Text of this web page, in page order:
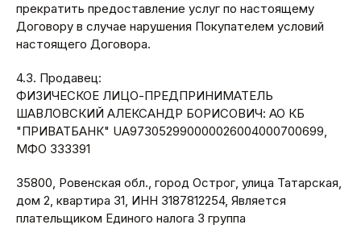
прекратить предоставление услуг по настоящему
Договору в случае нарушения Покупателем условий
настоящего Договора.
4.3. Продавец:
ФИЗИЧЕСКОЕ ЛИЦО-ПРЕДПРИНИМАТЕЛЬ
ШАВЛОВСКИЙ АЛЕКСАНДР БОРИСОВИЧ: АО КБ
"ПРИВАТБАНК" UA973052990000026004000700699,
МФО 333391
35800, Ровенская обл., город Острог, улица Татарская,
дом 2, квартира 31, ИНН 3187812254, Является
плательщиком Единого налога 3 группа